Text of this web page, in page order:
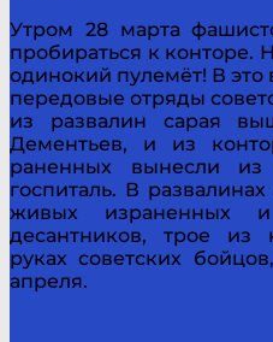
Утром 28 марта
пробираться к конторе.
одинокий пулемёт! В
передовые отряды
из развалин сарая
Дементьев, и из
раненных вынесли
госпиталь. В
живых израненных и
десантников, трое из
руках советских
апреля.